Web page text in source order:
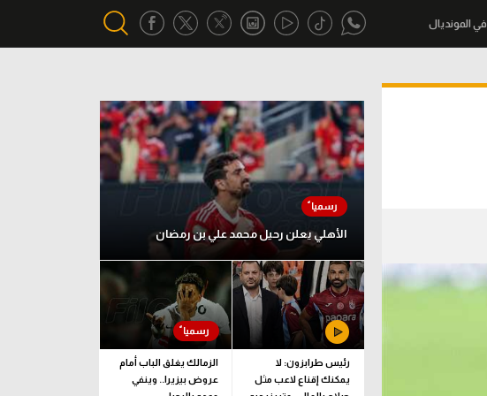
كرة طائرة
أقسام خاصة
Gamers
ميركاتو
تحقيق في الجول
تقرير في الجول
تحليل في الجول
حكايات في الجول
كويز في الجول
فيديو في الجول
في المونديال
الأهلي يعلن رحيل محمد علي بن رمضان
رئيس طرابزون: لا
يمكنك إقناع لاعب مثل
الزمالك يغلق الباب أمام
عروض بيزيرا.. وينفي